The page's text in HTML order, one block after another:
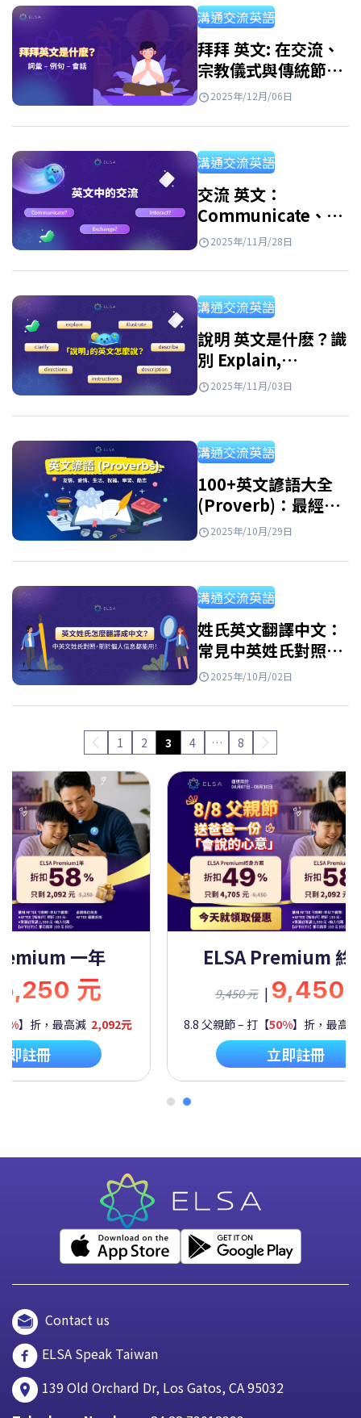
如。 餐廳英文是什麽？ 在英文中，餐廳並非只
有“restaurant“這一個字。根據服務類型、空
間大小和風格，英語中還會使用其他一些詞
彙，例如 cafe, bistro, diner, buffet hay food
用。 英文單字 發音（IPA）…
溝通交流英語
拜拜 英文: 在交流、
宗教儀式與傳統節慶
中的表達方式
2025年/12月/06日
溝通交流英語
交流 英文：
Communicate、
Exchange、
用？
2025年/11月/28日
溝通交流英語
說明 英文是什麽？識
別 Explain,
Illustrate,
Instruction
2025年/11月/03日
溝通交流英語
100+英文諺語大全
(Proverb)：最經典
的生活、愛情與勵志
2025年/10月/29日
溝通交流英語
姓氏英文翻譯中文：
常見中英姓氏對照表
及列表
2025年/10月/02日
1 2 3 4 … 8
一年
元
】折，最高減 2,092元
即註冊
ELSA Premium 終
9,450 元 | 9,450
8.8 父親節 – 打【50%】折，最高
立即註冊
Contact us
ELSA Speak Taiwan
139 Old Orchard Dr, Los Gatos, CA 95032